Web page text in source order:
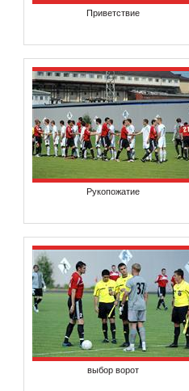
Приветствие
Рукопожатие
выбор ворот